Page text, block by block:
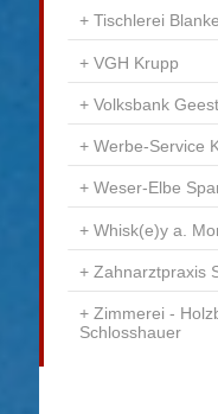
Tischlerei Blanke
VGH Krupp
Volksbank
Werbe-Service
Weser-Elbe
Whisk(e)y a.
Zahnarztpraxis
Zimmerei -
Schlosshauer